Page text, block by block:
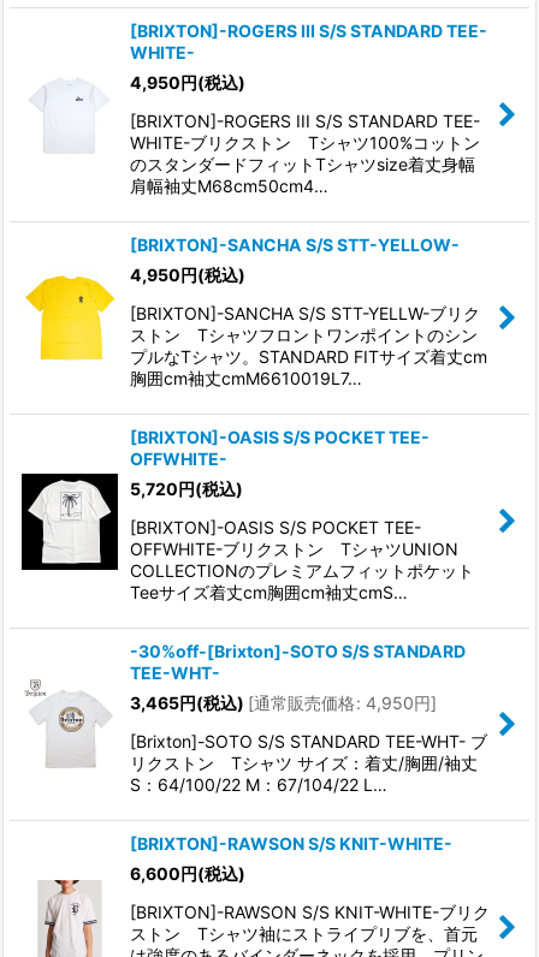
[BRIXTON]-ROGERS III S/S STANDARD TEE-
WHITE-
4,950円(税込)
[BRIXTON]-ROGERS III S/S STANDARD TEE-
WHITE-ブリクストン Tシャツ100%コットン
のスタンダードフィットTシャツsize着丈身幅
肩幅袖丈M68cm50cm4…
[BRIXTON]-SANCHA S/S STT-YELLOW-
4,950円(税込)
[BRIXTON]-SANCHA S/S STT-YELLW-ブリク
ストン Tシャツフロントワンポイントのシン
プルなTシャツ。STANDARD FITサイズ着丈cm
胸囲cm袖丈cmM6610019L7…
[BRIXTON]-OASIS S/S POCKET TEE-
OFFWHITE-
5,720円(税込)
[BRIXTON]-OASIS S/S POCKET TEE-
OFFWHITE-ブリクストン TシャツUNION
COLLECTIONのプレミアムフィットポケット
Teeサイズ着丈cm胸囲cm袖丈cmS…
-30%off-[Brixton]-SOTO S/S STANDARD
TEE-WHT-
3,465円(税込) [通常販売価格: 4,950円]
[Brixton]-SOTO S/S STANDARD TEE-WHT- ブ
リクストン Tシャツ サイズ：着丈/胸囲/袖丈
S：64/100/22 M：67/104/22 L…
[BRIXTON]-RAWSON S/S KNIT-WHITE-
6,600円(税込)
[BRIXTON]-RAWSON S/S KNIT-WHITE-ブリク
ストン Tシャツ袖にストライプリブを、首元